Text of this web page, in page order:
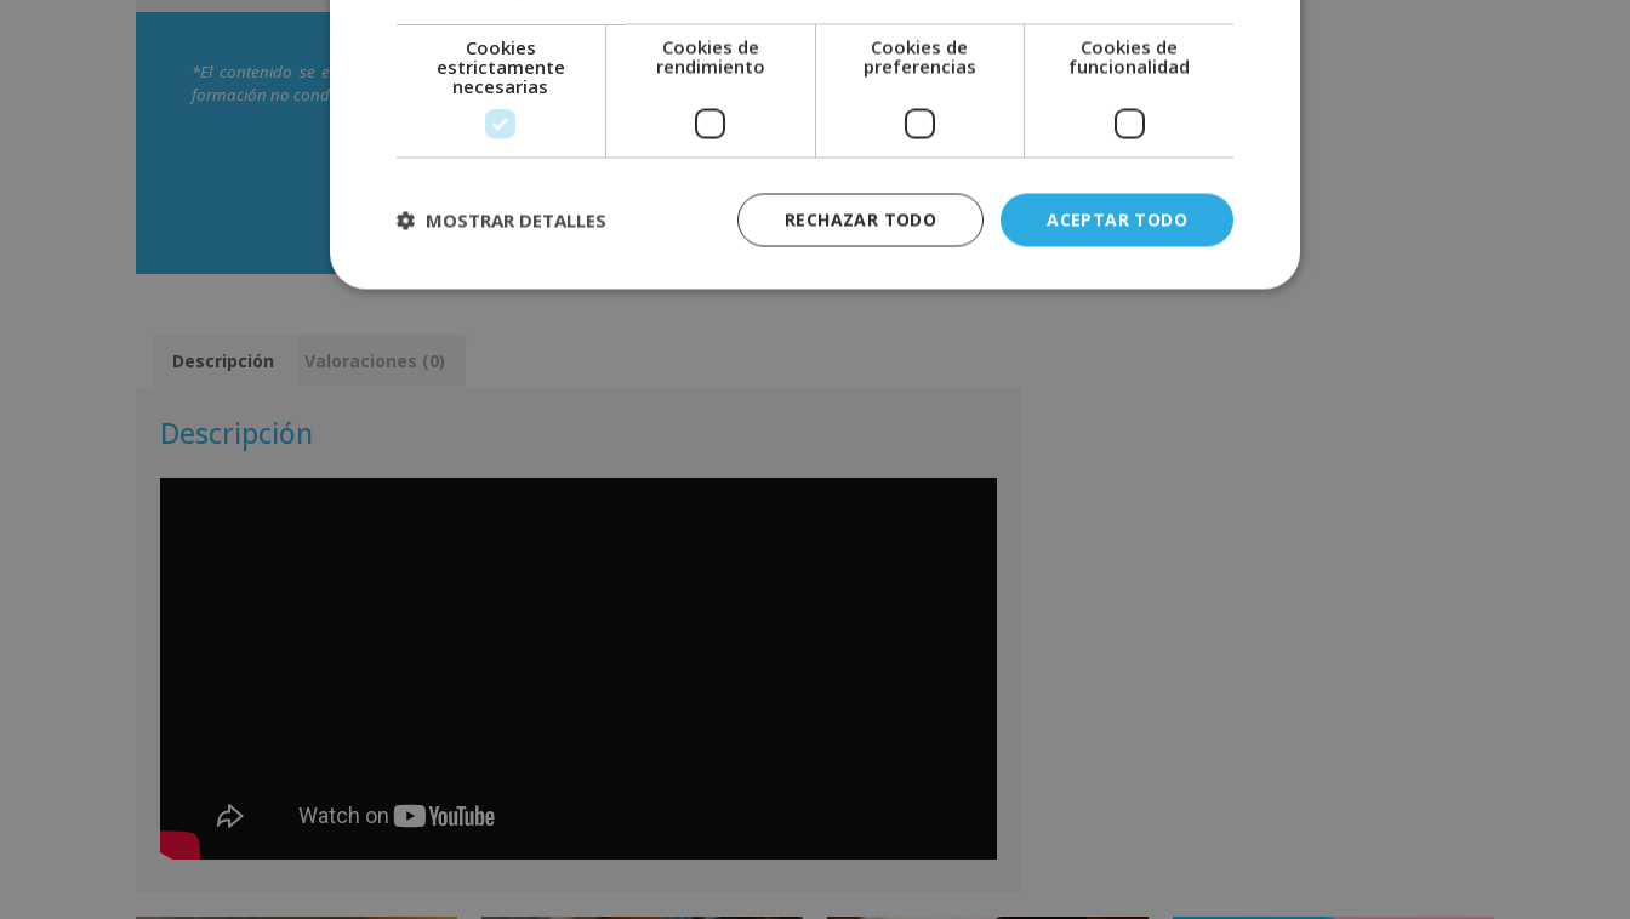
*El contenido se encuentra orientado hacia la adquisición de formación teórica complementaria. Esta
formación no conduce a la obtención de una titulación oficial.
Descripción Valoraciones (0)
Descripción
e
r
v
Cookies
estrictamente
necesarias
Cookies de
rendimiento
Cookies de
preferencias
Cookies de
funcionalidad
ACEPTAR TODO
RECHAZAR TODO
MOSTRAR DETALLES